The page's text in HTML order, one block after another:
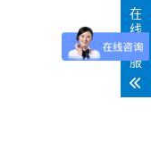
在
线
客
服